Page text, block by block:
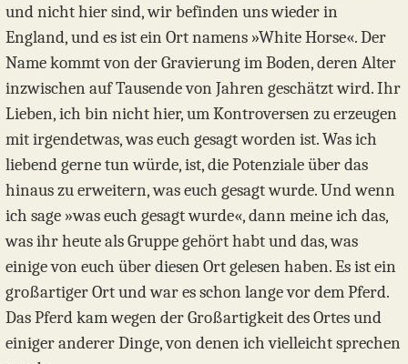
und nicht hier sind, wir befinden uns wieder in
England, und es ist ein Ort namens »White Horse«. Der
Name kommt von der Gravierung im Boden, deren Alter
inzwischen auf Tausende von Jahren geschätzt wird. Ihr
Lieben, ich bin nicht hier, um Kontroversen zu erzeugen
mit irgendetwas, was euch gesagt worden ist. Was ich
liebend gerne tun würde, ist, die Potenziale über das
hinaus zu erweitern, was euch gesagt wurde. Und wenn
ich sage »was euch gesagt wurde«, dann meine ich das,
was ihr heute als Gruppe gehört habt und das, was
einige von euch über diesen Ort gelesen haben. Es ist ein
großartiger Ort und war es schon lange vor dem Pferd.
Das Pferd kam wegen der Großartigkeit des Ortes und
einiger anderer Dinge, von denen ich vielleicht sprechen